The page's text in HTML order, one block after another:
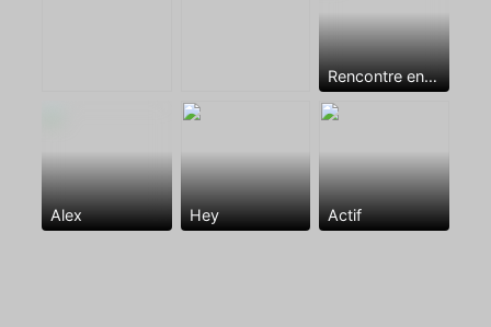
Rencontre entre mecs
Alex Hey Actif